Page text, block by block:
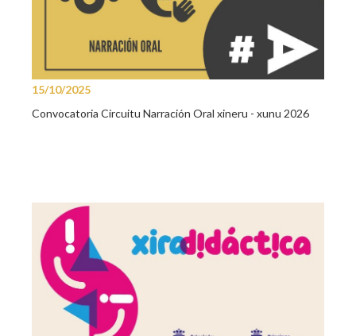
15/10/2025
Convocatoria Circuitu Narración Oral xineru - xunu 2026